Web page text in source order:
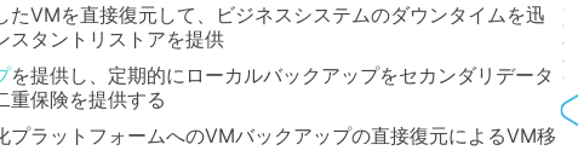
たVMを直接復元して、ビジネスシステムのダウンタイムを迅
スタントリストアを提供
を提供し、定期的にローカルバックアップをセカンダリデータ
重保険を提供する
プラットフォームへのVMバックアップの直接復元によるVM移